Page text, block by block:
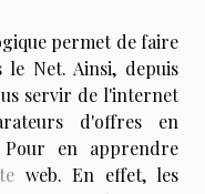
permet de faire
le Net. Ainsi, depuis
servir de l'internet
d'offres en
Pour en apprendre
web. En effet, les